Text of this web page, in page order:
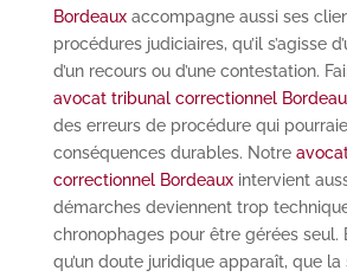
Bordeauxaccompagne aussi ses
procédures judiciaires, qu’il s’agisse
d’un recours ou d’une contestation.
avocat tribunal correctionnel
des erreurs de procédure qui
conséquences durables. Notre
correctionnel Bordeauxintervient
démarches deviennent trop
chronophages pour être gérées seul.
qu’un doute juridique apparaît, que